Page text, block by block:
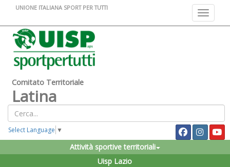
Toggle
UNIONE ITALIANA SPORT PER TUTTI
Comitato Territoriale
Latina
Select Language ▼
Attività sportive territoriali
Uisp Lazio